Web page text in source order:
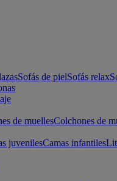
Sofás de pielSofás relax
de muellesColchones de
juvenilesCamas infantiles